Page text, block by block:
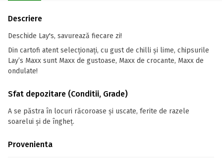
Descriere
Deschide Lay's, savurează fiecare zi!
Din cartofi atent selecționați, cu gust de chilli și lime, chipsurile
Lay’s Maxx sunt Maxx de gustoase, Maxx de crocante, Maxx de
ondulate!
Sfat depozitare (Conditii, Grade)
A se păstra în locuri răcoroase și uscate, ferite de razele
soarelui și de îngheț.
Provenienta